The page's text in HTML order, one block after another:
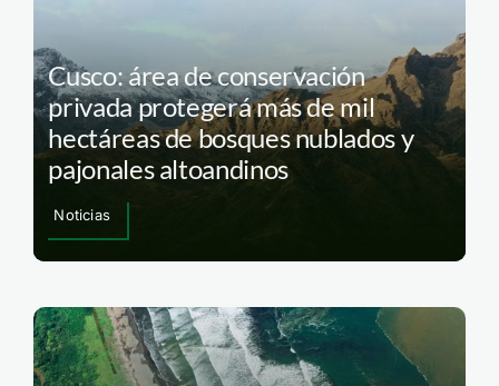
Cusco: área de conservación
privada protegerá más de mil
hectáreas de bosques nublados y
pajonales altoandinos
Noticias